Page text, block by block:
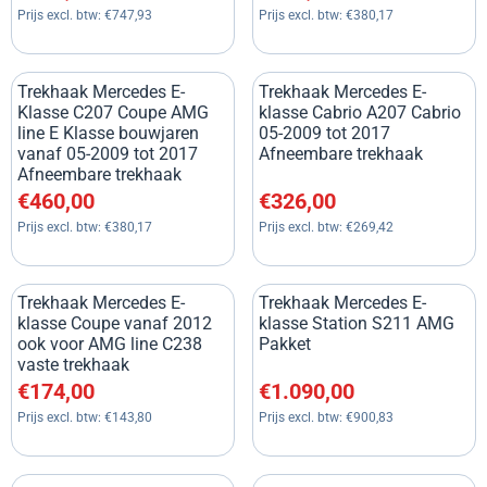
Prijs excl. btw: €747,93 Prijs excl. btw: €380,17
Trekhaak Mercedes E-
Klasse C207 Coupe AMG
line E Klasse bouwjaren
vanaf 05-2009 tot 2017
Afneembare trekhaak
Prijs: 460,00, exclusief btw: 380,17
€460,00
Prijs excl. btw: €380,17
Trekhaak Mercedes E-
klasse Cabrio A207 Cabrio
05-2009 tot 2017
Afneembare trekhaak
Prijs: 326,00, exclusief btw:
€326,00
Prijs excl. btw: €269,42
Trekhaak Mercedes E-
klasse Coupe vanaf 2012
ook voor AMG line C238
vaste trekhaak
Prijs: 174,00, exclusief btw: 143,80
€174,00
Prijs excl. btw: €143,80
Trekhaak Mercedes E-
klasse Station S211 AMG
Pakket
Prijs: 1 090,00, exclusief btw:
€1.090,00
Prijs excl. btw: €900,83